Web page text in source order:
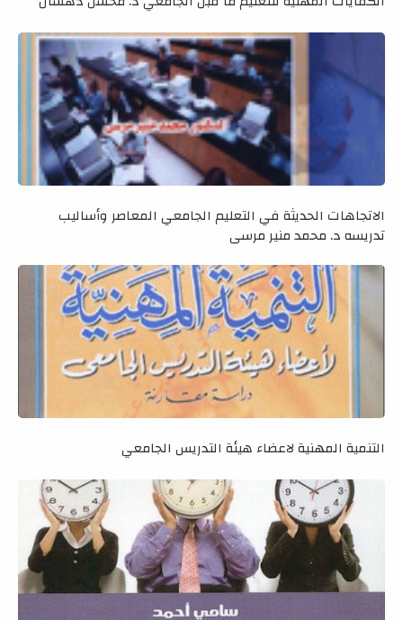
الاتجاهات الحديثة في التعليم الجامعي المعاصر وأساليب
تدريسه د. محمد منير مرسي
التنمية المهنية لاعضاء هيئة التدريس الجامعي